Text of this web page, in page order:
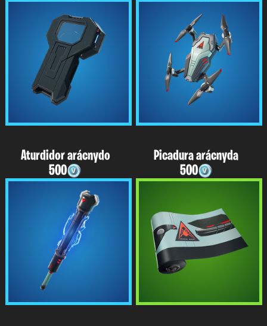
Aturdidor arácnydo
500
Picadura arácnyda
500